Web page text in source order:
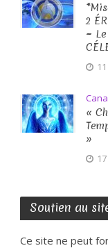
2
~
«
»
Soutien au
Ce site ne peut